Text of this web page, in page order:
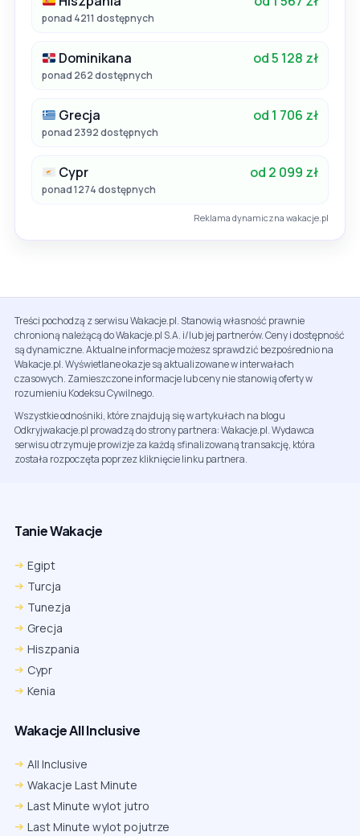
ponad 4211 dostępnych
Dominikana od 5 128 zł
ponad 262 dostępnych
Grecja od 1 706 zł
ponad 2392 dostępnych
Cypr od 2 099 zł
ponad 1274 dostępnych
Reklama dynamiczna wakacje.pl
Treści pochodzą z serwisu Wakacje.pl. Stanowią własność prawnie
chronioną należącą do Wakacje.pl S.A. i/lub jej partnerów. Ceny i dostępność
są dynamiczne. Aktualne informacje możesz sprawdzić bezpośrednio na
Wakacje.pl. Wyświetlane okazje są aktualizowane w interwałach
czasowych. Zamieszczone informacje lub ceny nie stanowią oferty w
rozumieniu Kodeksu Cywilnego.
Wszystkie odnośniki, które znajdują się w artykułach na blogu
Odkryjwakacje.pl prowadzą do strony partnera: Wakacje.pl. Wydawca
serwisu otrzymuje prowizje za każdą sfinalizowaną transakcję, która
została rozpoczęta poprzez kliknięcie linku partnera.
Tanie Wakacje
Egipt
Turcja
Tunezja
Grecja
Hiszpania
Cypr
Kenia
Wakacje All Inclusive
All Inclusive
Wakacje Last Minute
Last Minute wylot jutro
Last Minute wylot pojutrze